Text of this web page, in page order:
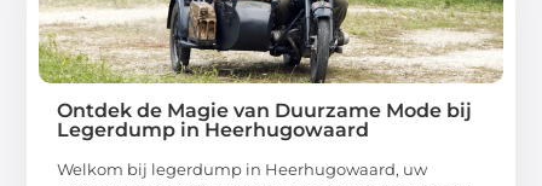
Ontdek de Magie van Duurzame Mode bij
Legerdump in Heerhugowaard
Welkom bij legerdump in Heerhugowaard, uw